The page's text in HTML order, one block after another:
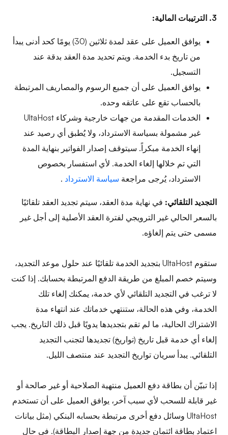
يوافق العميل على عقد لمدة ثلاثين (30) يومًا كحد أدنى يبدأ
من تاريخ بدء الخدمة. ويتم تحديد مدة العقد بدقة عند
التسجيل.
يوافق العميل على أن جميع الرسوم والمصاريف المرتبطة
بالحساب تقع على عاتقه وحده.
الخدمات المقدمة من جهات خارجية وشركاء UltaHost
غير مشمولة بسياسة الاسترداد، ولا يُطبق أي رصيد عند
إنهاء الخدمة مبكراً. سيتوقف إصدار الفواتير بنهاية المدة
التي تم خلالها إلغاء الخدمة. لأي استفسار بخصوص
الاسترداد، يُرجى مراجعةسياسة الاسترداد .
التجديد التلقائي:في نهاية مدة العقد، سيتم تجديد العقد تلقائيًا
بالسعر الحالي غير الترويجي لفترة العقد الأصلية إلى أجل غير
مسمى حتى يتم إلغاؤه.
ستقوم UltaHost بتجديد الخدمة تلقائيًا عند حلول موعد التجديد،
وسيتم خصم المبلغ من طريقة الدفع المرتبطة بحسابك. إذا كنت
لا ترغب في التجديد التلقائي لأي خدمة، يمكنك إلغاء تلك
الخدمة، وفي هذه الحالة، ستنتهي خدماتك عند انتهاء مدة
الاشتراك الحالية، ما لم تقم بتجديدها يدويًا قبل ذلك التاريخ. يجب
إلغاء أي خدمة قبل تاريخ (تواريخ) تجديدها لتجنب التجديد
التلقائي. يبدأ سريان تواريخ التجديد عند منتصف الليل.
إذا تبيّن أن بطاقة دفع العميل منتهية الصلاحية أو غير صالحة أو
غير قابلة للسحب لأي سبب آخر، يوافق العميل على أن تستخدم
UltaHost وسائل دفع أخرى مرتبطة بحسابه البنكي (مثل بيانات
اعتماد بطاقة ائتمان جديدة من جهة إصدار البطاقة). في حال